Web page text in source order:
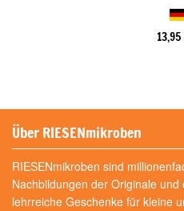
13,95
Über RIESENmikroben
RIESENmikroben sind
Nachbildungen der Originale
lehrreiche Geschenke für kleine